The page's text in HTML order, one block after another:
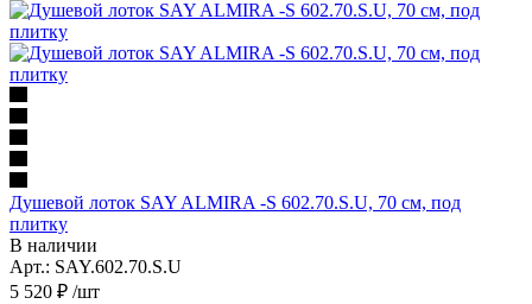
Душевой лоток SAY ALMIRA -S 602.70.S.U, 70 см, под
плитку
В наличии
Арт.: SAY.602.70.S.U
5 520 ₽ /шт